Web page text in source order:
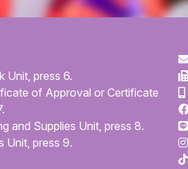
Unit, press 6.
of Approval or Certificate
and Supplies Unit, press 8.
Unit, press 9.